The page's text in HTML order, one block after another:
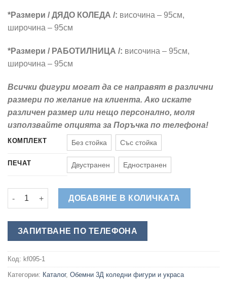
*Размери / ДЯДО КОЛЕДА /: височина – 95см,
широчина – 95см
*Размери / РАБОТИЛНИЦА /: височина – 95см,
широчина – 95см
Всички фигури могат да се направят в различни
размери по желание на клиента. Ако искате
различен размер или нещо персонално, моля
използвайте опцията за Поръчка по телефона!
КОМПЛЕКТ Без стойка Със стойка
ПЕЧАТ Двустранен Едностранен
количество за Дядо Коледа и Джуджета - Обемна Фигура за
ДОБАВЯНЕ В КОЛИЧКАТА
ЗАПИТВАНЕ ПО ТЕЛЕФОНА
Код: kf095-1
Категории: Каталог, Обемни 3Д коледни фигури и украса